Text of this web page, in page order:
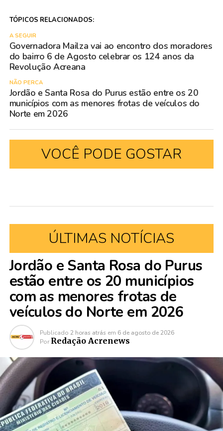
TÓPICOS RELACIONADOS:
A SEGUIR
Governadora Mailza vai ao encontro dos moradores
do bairro 6 de Agosto celebrar os 124 anos da
Revolução Acreana
NÃO PERCA
Jordão e Santa Rosa do Purus estão entre os 20
municípios com as menores frotas de veículos do
Norte em 2026
VOCÊ PODE GOSTAR
ÚLTIMAS NOTÍCIAS
Jordão e Santa Rosa do Purus
estão entre os 20 municípios
com as menores frotas de
veículos do Norte em 2026
Publicado 2 horas atrás em 6 de agosto de 2026
Por Redação Acrenews